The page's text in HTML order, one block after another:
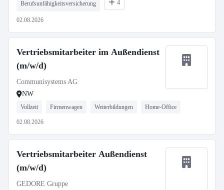
Berufsunfähigkeitsversicherung 4
02.08.2026
Vertriebsmitarbeiter im Außendienst
(m/w/d)
Communisystems AG
NW
Vollzeit Firmenwagen Weiterbildungen Home-Office
02.08.2026
Vertriebsmitarbeiter Außendienst
(m/w/d)
GEDORE Gruppe